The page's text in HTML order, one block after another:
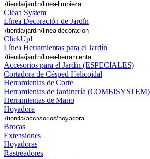
Clean System
Línea Decoración de Jardín
ClickUp!
Línea Herramientas para el Jardín
Accesorios para el Jardín (ESPECIALES)
Cortadora de Césped Helicoidal
Herramientas de Corte
Herramientas de Jardinería (COMBISYSTEM)
Herramientas de Mano
Hoyadora
Brocas
Extensiones
Hoyadoras
Rastreadores